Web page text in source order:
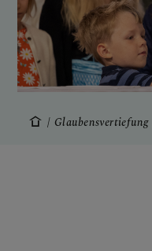
G
Glaubensvertiefung